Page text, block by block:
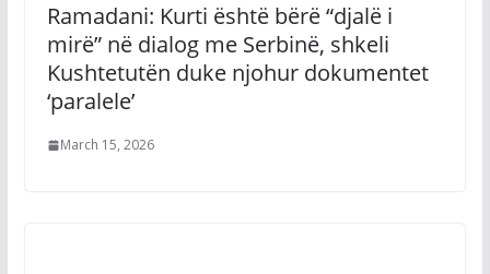
Ramadani: Kurti është bërë “djalë i
mirë” në dialog me Serbinë, shkeli
Kushtetutën duke njohur dokumentet
‘paralele’
March 15, 2026